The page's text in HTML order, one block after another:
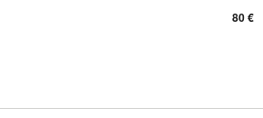
80 €